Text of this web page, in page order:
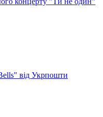
від Укрпошти